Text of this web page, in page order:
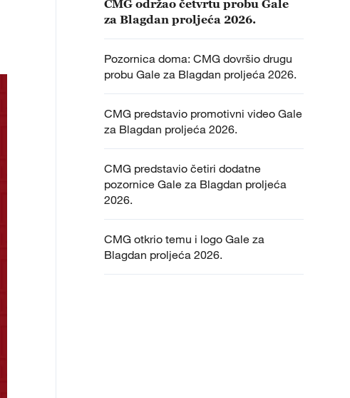
CMG održao četvrtu probu Gale
za Blagdan proljeća 2026.
Pozornica doma: CMG dovršio drugu
probu Gale za Blagdan proljeća 2026.
CMG predstavio promotivni video Gale
za Blagdan proljeća 2026.
CMG predstavio četiri dodatne
pozornice Gale za Blagdan proljeća
2026.
CMG otkrio temu i logo Gale za
Blagdan proljeća 2026.